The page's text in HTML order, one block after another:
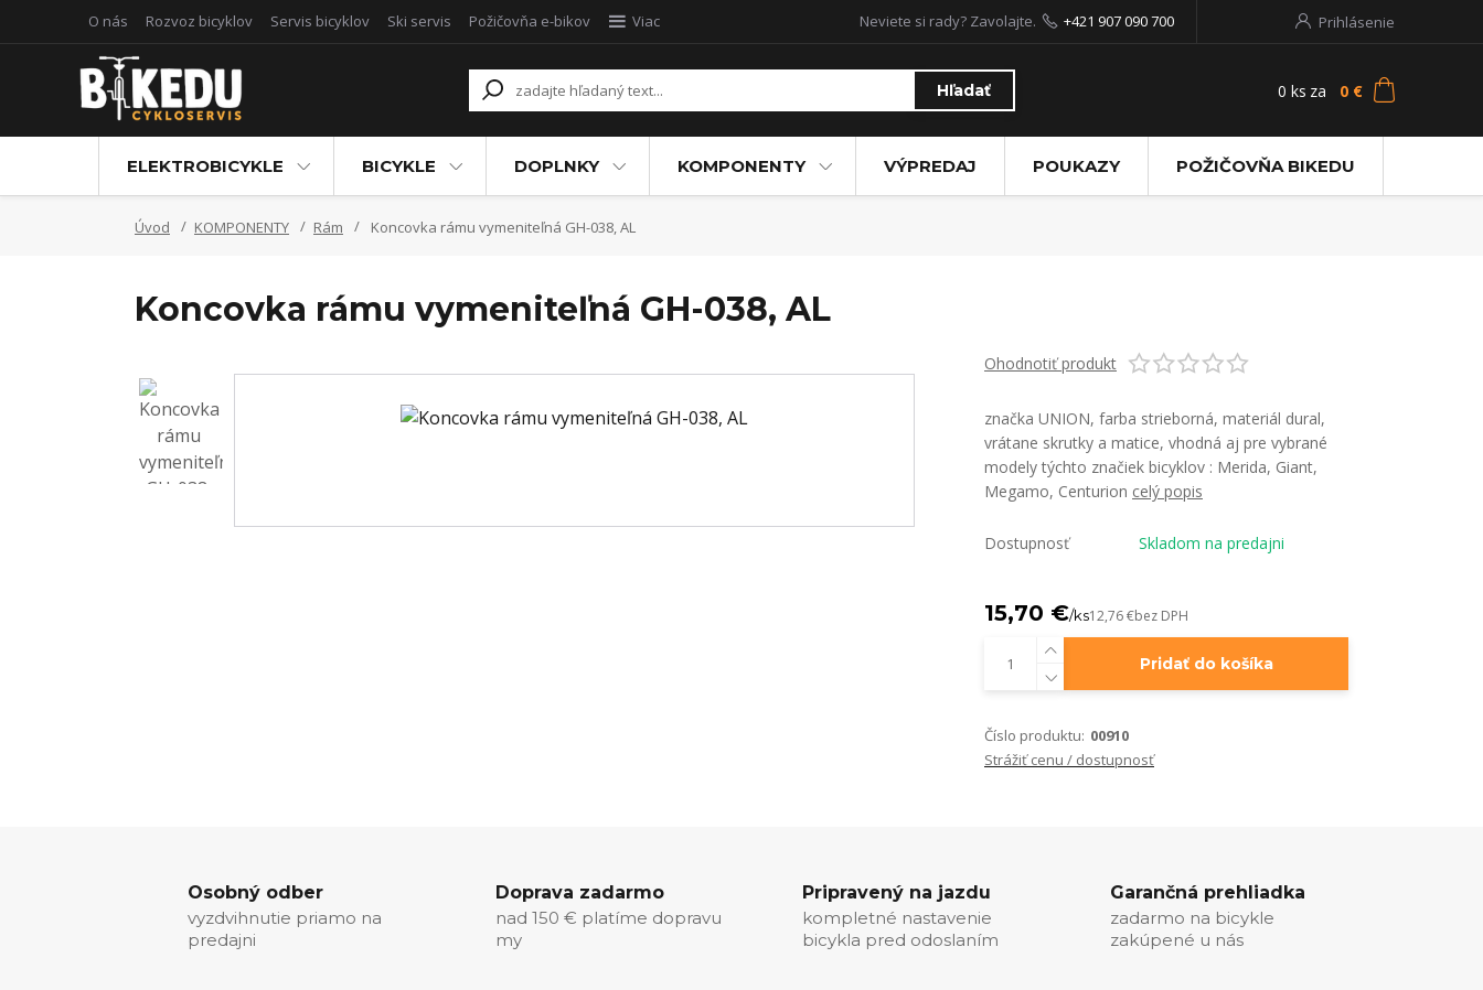
O nás Rozvoz bicyklov Servis bicyklov Ski servis Požičovňa e-bikov Viac Prihlásenie
Hľadať
Neviete si rady? Zavolajte. +421 907 090 700
0 ks za 0 €
ELEKTROBICYKLE BICYKLE DOPLNKY KOMPONENTY VÝPREDAJ POUKAZY POŽIČOVŇA BIKEDU
Úvod KOMPONENTY Rám Koncovka rámu vymeniteľná GH-038, AL
Koncovka rámu vymeniteľná GH-038, AL
Ohodnotiť produkt
značka UNION, farba strieborná, materiál dural,
vrátane skrutky a matice, vhodná aj pre vybrané
modely týchto značiek bicyklov : Merida, Giant,
Megamo, Centurion celý popis
Dostupnosť Skladom na predajni
15,70 €/ks12,76 €bez DPH
Pridať do košíka
Číslo produktu: 00910
Strážiť cenu / dostupnosť
Osobný odber
vyzdvihnutie priamo na
predajni
Doprava zadarmo
nad 150 € platíme dopravu
my
Pripravený na jazdu
kompletné nastavenie
bicykla pred odoslaním
Garančná prehliadka
zadarmo na bicykle
zakúpené u nás